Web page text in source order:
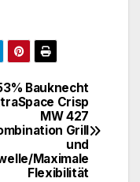
Bauknecht
Crisp
MW 427
Grill
und
Maximale
Flexibilität